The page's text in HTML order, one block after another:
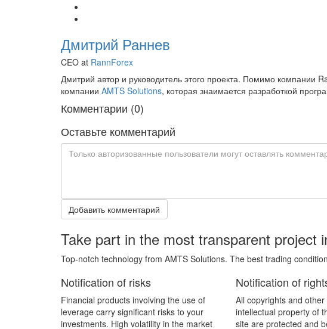
Дмитрий Раннев
CEO at RannForex
Дмитрий автор и руководитель этого проекта. Помимо компании
компании AMTS Solutions, которая знаимается разработкой
Комментарии (0)
Оставьте комментарий
Добавить комментарий
Take part in the most transparent project
Top-notch technology from AMTS Solutions. The best trading
Notification of risks
Financial products involving the use of
leverage carry significant risks to your
investments. High volatility in the market
Notification of
All copyrights and
intellectual property of
site are protected and